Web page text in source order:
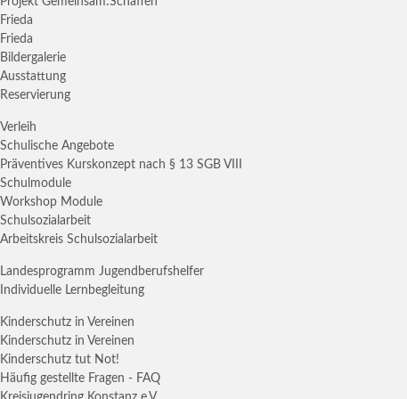
Frieda
Frieda
Bildergalerie
Ausstattung
Reservierung
Verleih
Schulische Angebote
Präventives Kurskonzept nach § 13 SGB VIII
Schulmodule
Workshop Module
Schulsozialarbeit
Arbeitskreis Schulsozialarbeit
Landesprogramm Jugendberufshelfer
Individuelle Lernbegleitung
Kinderschutz in Vereinen
Kinderschutz in Vereinen
Kinderschutz tut Not!
Häufig gestellte Fragen - FAQ